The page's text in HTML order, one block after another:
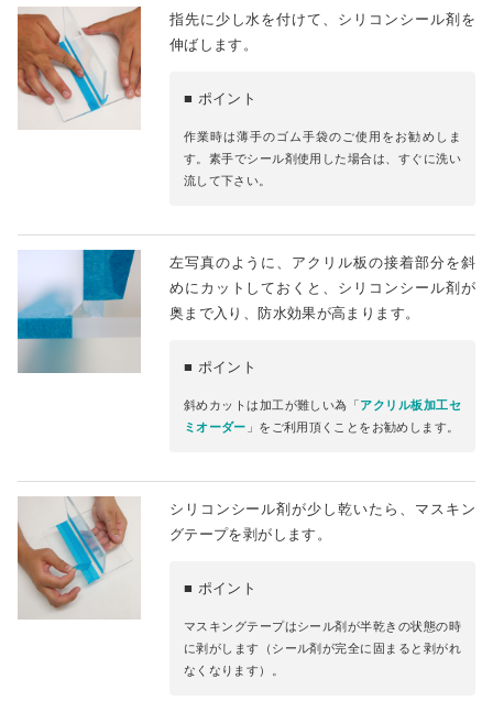
指先に少し水を付けて、シリコンシール剤を
伸ばします。
■ ポイント
作業時は薄手のゴム手袋のご使用をお勧めしま
す。素手でシール剤使用した場合は、すぐに洗い
流して下さい。
左写真のように、アクリル板の接着部分を斜
めにカットしておくと、シリコンシール剤が
奥まで入り、防水効果が高まります。
■ ポイント
斜めカットは加工が難しい為「アクリル板加工セ
ミオーダー 」をご利用頂くことをお勧めします。
シリコンシール剤が少し乾いたら、マスキン
グテープを剥がします。
■ ポイント
マスキングテープはシール剤が半乾きの状態の時
に剥がします（シール剤が完全に固まると剥がれ
なくなります）。